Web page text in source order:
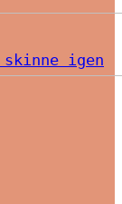
igen